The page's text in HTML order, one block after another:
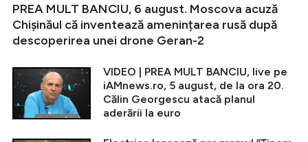
PREA MULT BANCIU, 6 august. Moscova acuză
Chișinăul că inventează amenințarea rusă după
descoperirea unei drone Geran-2
VIDEO | PREA MULT BANCIU, live pe
iAMnews.ro, 5 august, de la ora 20.
Călin Georgescu atacă planul
aderării la euro